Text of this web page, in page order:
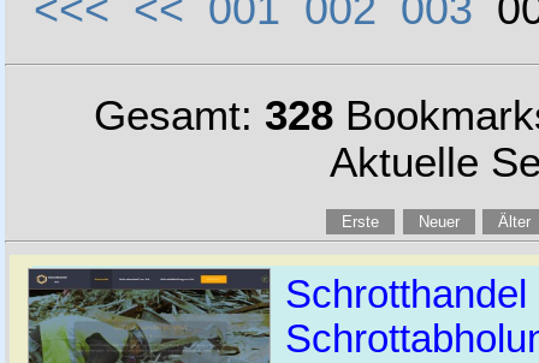
<<< << 001 002 003
Gesamt: 328
Aktuelle
Erste Neuer Älter
Schrotthandel